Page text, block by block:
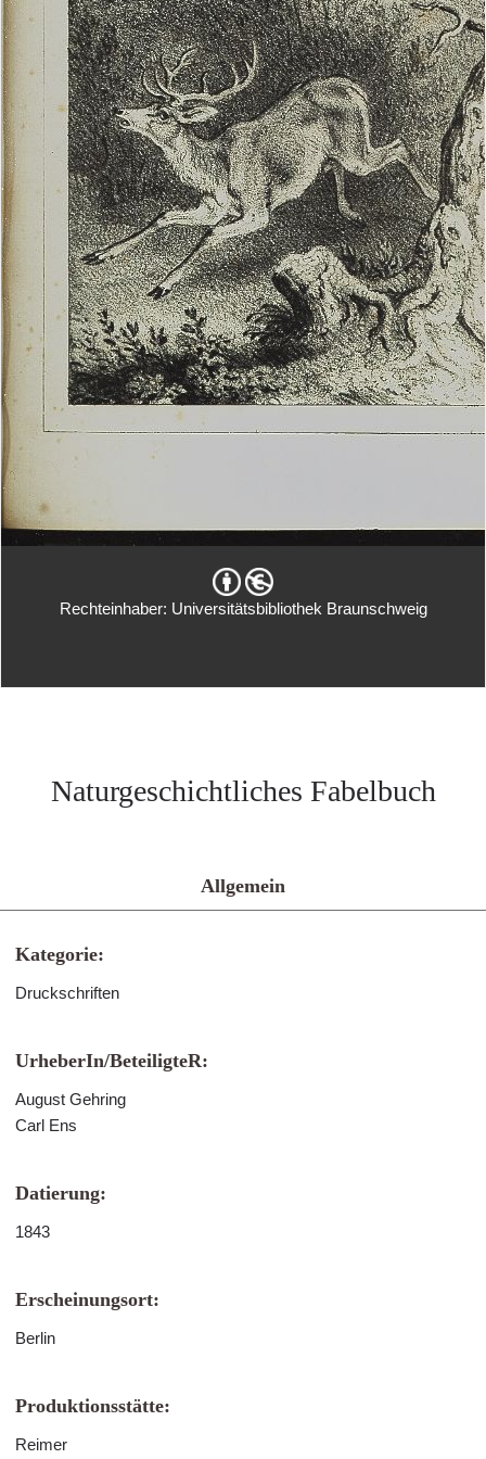
Rechteinhaber: Universitätsbibliothek Braunschweig
Naturgeschichtliches Fabelbuch
Allgemein
Kategorie:
Druckschriften
UrheberIn/BeteiligteR:
August Gehring
Carl Ens
Datierung:
1843
Erscheinungsort:
Berlin
Produktionsstätte:
Reimer